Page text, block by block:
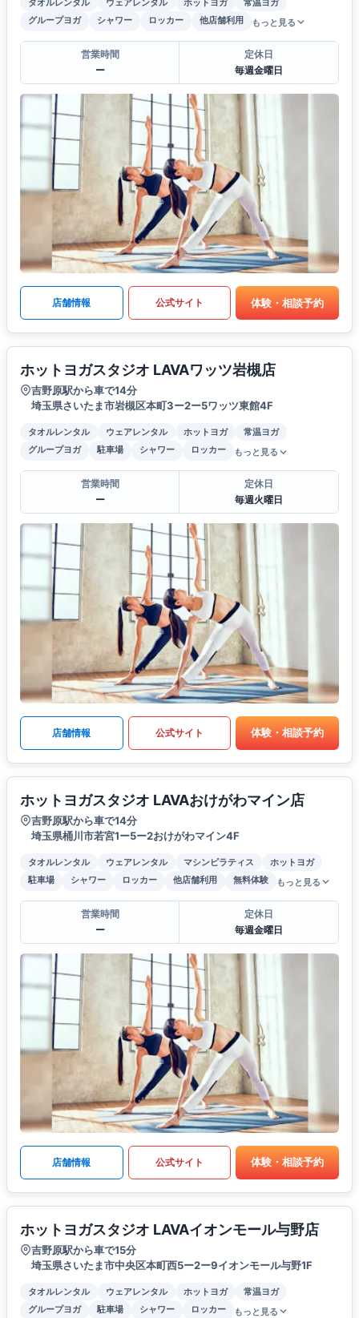
グループヨガ
シャワー ロッカー 他店舗利用 もっと見る
営業時間
ー
定休日
毎週金曜日
店舗情報 公式サイト 体験・相談予約
ホットヨガスタジオ LAVAワッツ岩槻店
吉野原駅から車で14分
埼玉県さいたま市岩槻区本町3ー2ー5ワッツ東館4F
タオルレンタル ウェアレンタル ホットヨガ
常温ヨガ
グループヨガ
駐車場 シャワー ロッカー もっと見る
営業時間
ー
定休日
毎週火曜日
店舗情報 公式サイト 体験・相談予約
ホットヨガスタジオ LAVAおけがわマイン店
吉野原駅から車で14分
埼玉県桶川市若宮1ー5ー2おけがわマイン4F
タオルレンタル ウェアレンタル マシンピラティス
ホットヨガ
駐車場
シャワー ロッカー 他店舗利用 無料体験 もっと見る
営業時間
ー
定休日
毎週金曜日
店舗情報 公式サイト 体験・相談予約
ホットヨガスタジオ LAVAイオンモール与野店
吉野原駅から車で15分
埼玉県さいたま市中央区本町西5ー2ー9イオンモール与野1F
タオルレンタル ウェアレンタル ホットヨガ
常温ヨガ
グループヨガ
駐車場 シャワー ロッカー もっと見る